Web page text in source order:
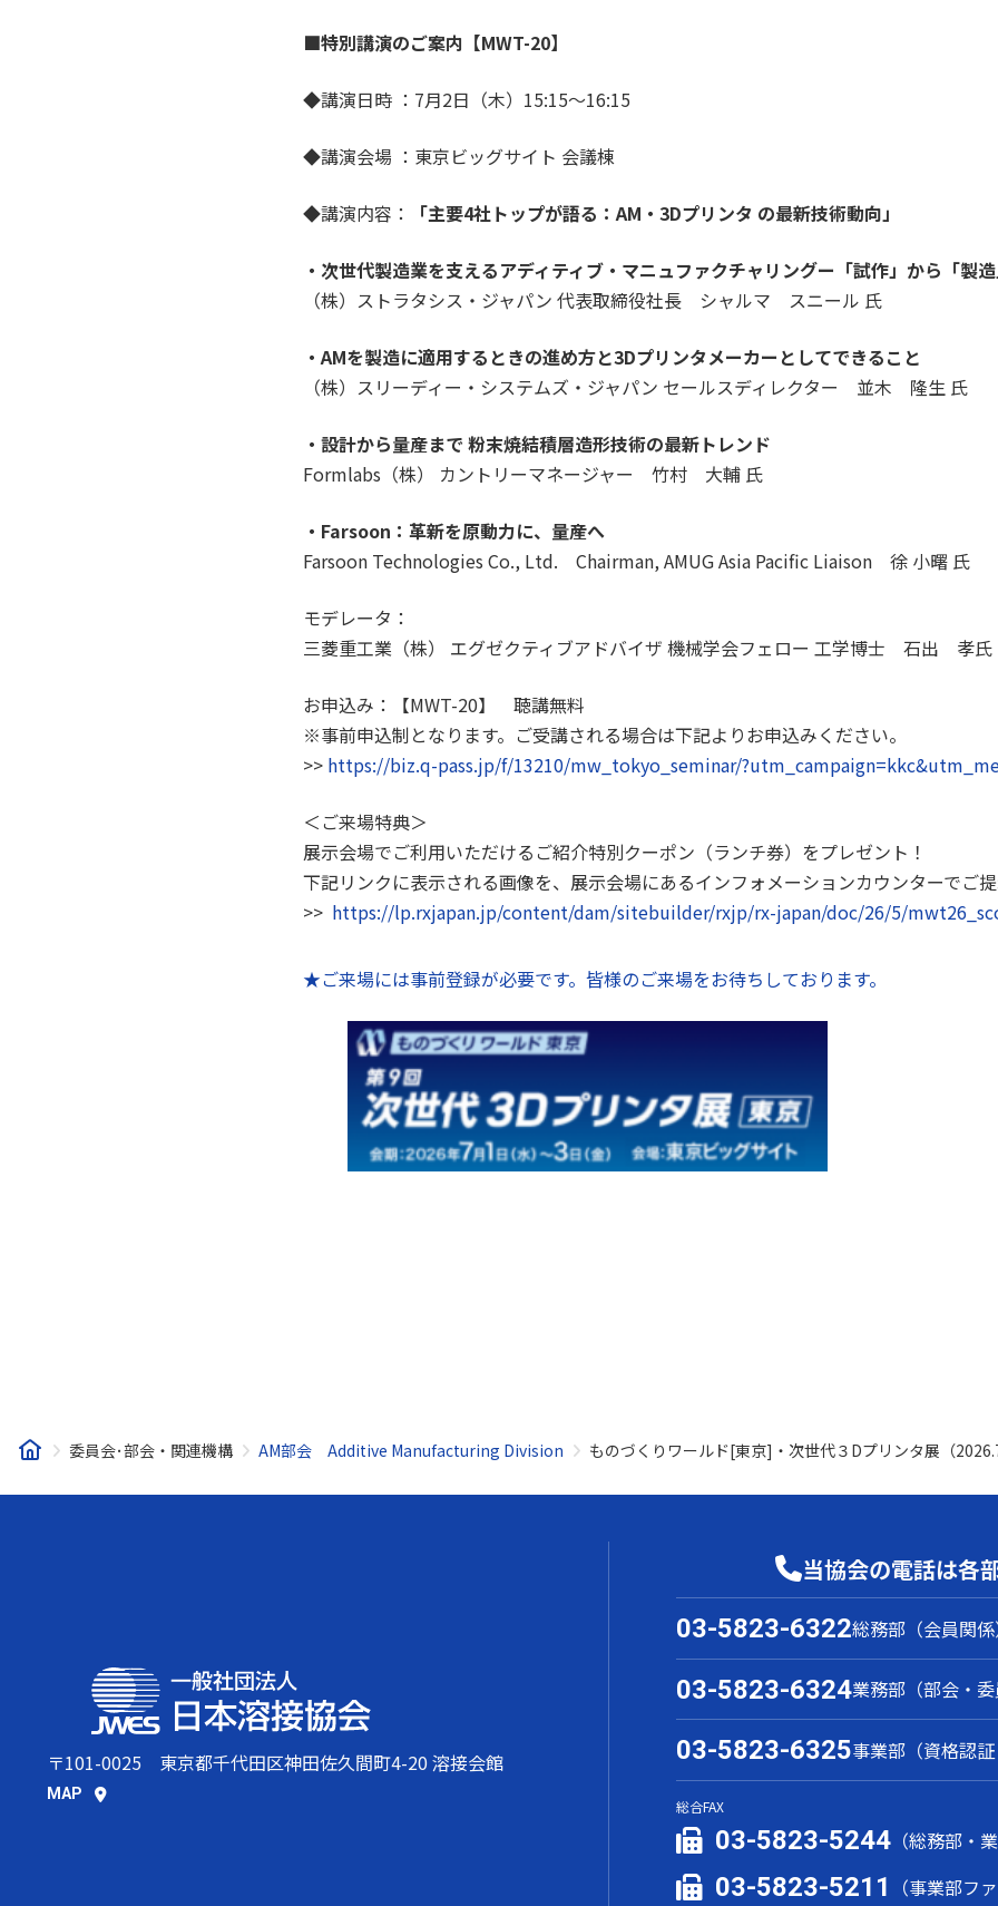
■特別講演のご案内【MWT-20】
◆講演日時 ：7月2日（木）15:15～16:15
◆講演会場 ：東京ビッグサイト 会議棟
◆講演内容： 「主要4社トップが語る：AM・3Dプリンタ の最新技術動向」
・次世代製造業を支えるアディティブ・マニュファクチャリングー「試作」から「製
（株）ストラタシス・ジャパン 代表取締役社長 シャルマ スニール 氏
・AMを製造に適用するときの進め方と3Dプリンタメーカーとしてできること
（株）スリーディー・システムズ・ジャパン セールスディレクター 並木 隆生 氏
・設計から量産まで 粉末焼結積層造形技術の最新トレンド
Formlabs（株） カントリーマネージャー 竹村 大輔 氏
・Farsoon：革新を原動力に、量産へ
Farsoon Technologies Co., Ltd. Chairman, AMUG Asia Pacific Liaison 徐 小曙 氏
モデレータ：
三菱重工業（株） エグゼクティブアドバイザ 機械学会フェロー 工学博士 石出 孝氏
お申込み：【MWT-20】 聴講無料
※事前申込制となります。ご受講される場合は下記よりお申込みください。
>> https://biz.q-pass.jp/f/13210/mw_tokyo_seminar/
＜ご来場特典＞
展示会場でご利用いただけるご紹介特別クーポン（ランチ券）をプレゼント！
下記リンクに表示される画像を、展示会場にあるインフォメーションカウンターでご
>> https://lp.rxjapan.jp/content/dam/sitebuilder/rxjp/rx-japan/doc/26/5/
★ご来場には事前登録が必要です。皆様のご来場をお待ちしております。
委員会･部会・関連機構 AM部会 Additive Manufacturing Division ものづくりワールド[東京]・次世代３Dプリンタ展（
〒101-0025 東京都千代田区神田佐久間町4-20 溶接会館
MAP
当協会の電話は各
03-5823-6322総務部（会員関係
03-5823-6324業務部（部会・委
03-5823-6325事業部（資格認証
総合FAX
03-5823-5244 （総務部・
03-5823-5211 （事業部フ